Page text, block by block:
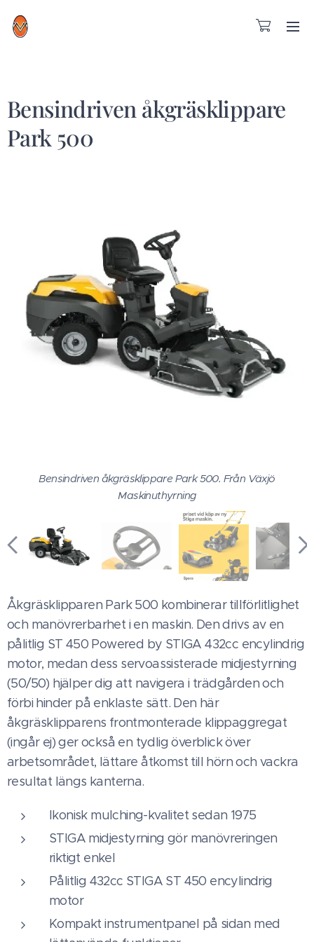
Bensindriven åkgräsklippare
Park 500
Bensindriven åkgräsklippare Park 500. Från Växjö
Maskinuthyrning
Åkgräsklipparen Park 500 kombinerar tillförlitlighet
och manövrerbarhet i en maskin. Den drivs av en
pålitlig ST 450 Powered by STIGA 432cc encylindrig
motor, medan dess servoassisterade midjestyrning
(50/50) hjälper dig att navigera i trädgården och
förbi hinder på enklaste sätt. Den här
åkgräsklipparens frontmonterade klippaggregat
(ingår ej) ger också en tydlig överblick över
arbetsområdet, lättare åtkomst till hörn och vackra
resultat längs kanterna.
Ikonisk mulching-kvalitet sedan 1975
STIGA midjestyrning gör manövreringen
riktigt enkel
Pålitlig 432cc STIGA ST 450 encylindrig
motor
Kompakt instrumentpanel på sidan med